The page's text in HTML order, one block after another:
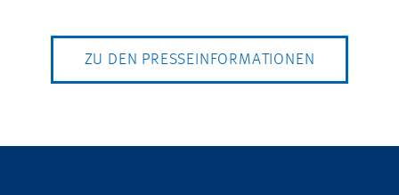
ZU DEN PRESSEINFORMATIONEN